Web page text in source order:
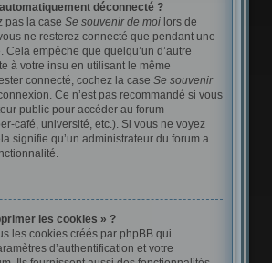
déconnecté ?
pas la case Se souvenir de moilors de
ne resterez connecté que pendant une
Cela empêche que quelqu’un d’autre
à votre insu en utilisant le même
connecté, cochez la case Se souvenir
Ce n’est pas recommandé si vous
public pour accéder au forum
café, université, etc.). Si vous ne voyez
signifie qu’un administrateur du forum a
les cookies » ?
les cookies créés par phpBB qui
d’authentification et votre